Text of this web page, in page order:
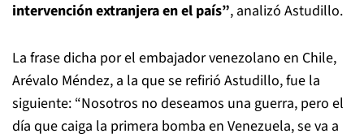
intervención extranjera en el país”, analizó Astudillo.
La frase dicha por el embajador venezolano en Chile,
Arévalo Méndez, a la que se refirió Astudillo, fue la
siguiente: “Nosotros no deseamos una guerra, pero el
día que caiga la primera bomba en Venezuela, se va a